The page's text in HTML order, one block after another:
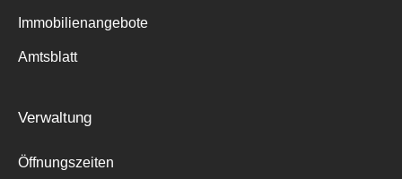
Immobilienangebote
Amtsblatt
Verwaltung
Öffnungszeiten